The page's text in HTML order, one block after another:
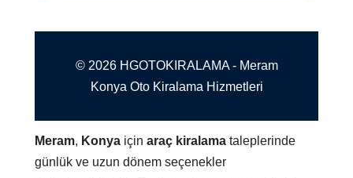
© 2026 HGOTOKIRALAMA - Meram
Konya Oto Kiralama Hizmetleri
Meram, Konya içinaraç kiralama taleplerinde
günlük ve uzun dönem seçenekler